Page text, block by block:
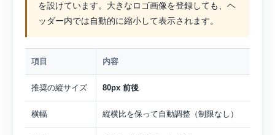
を設けています。大きなロゴ画像を登録しても、ヘ
ッダー内では自動的に縮小して表示されます。
項目 内容
推奨の縦サイズ 80px 前後
横幅 縦横比を保って自動調整（制限なし）